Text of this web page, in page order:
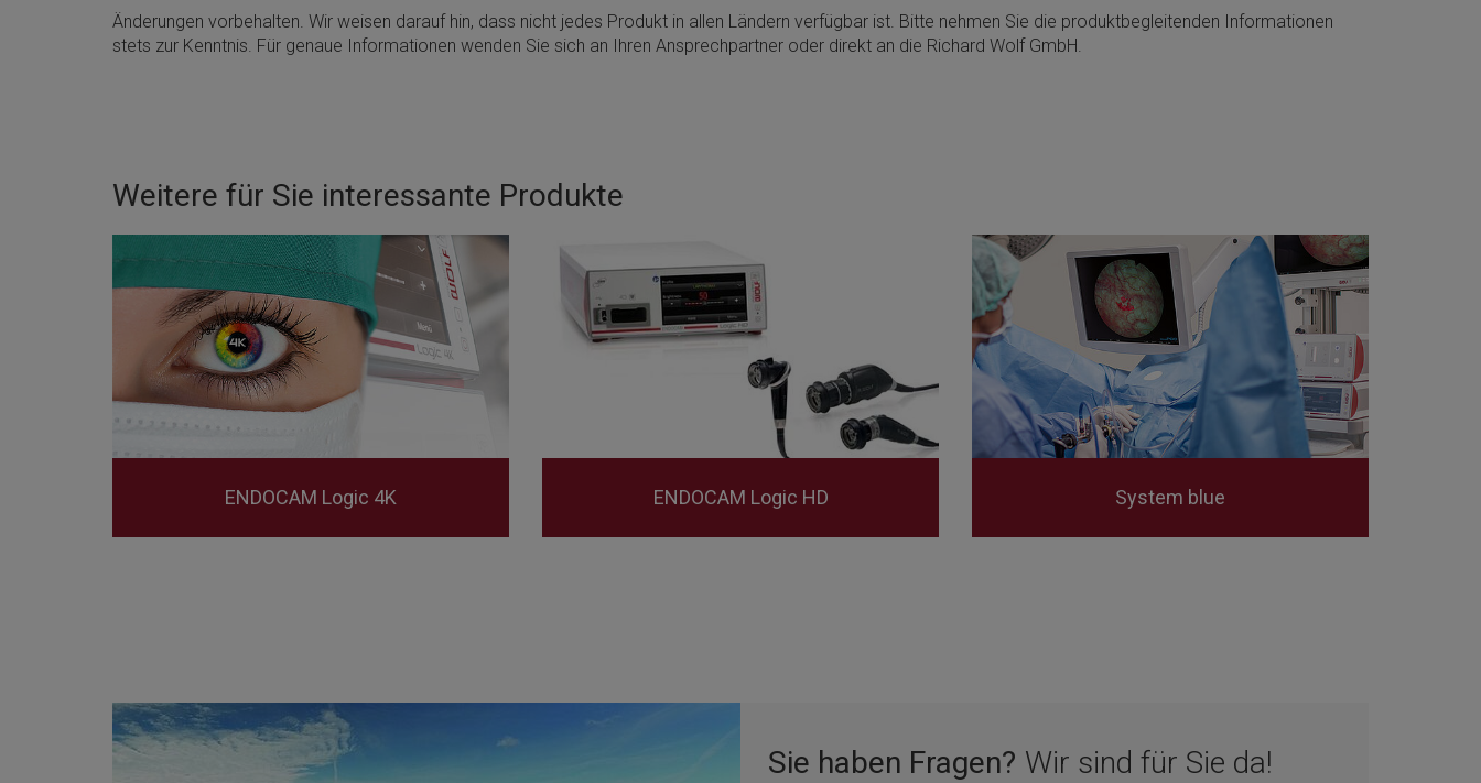
Änderungen vorbehalten. Wir weisen darauf hin, dass nicht jedes Produkt in allen Ländern verfügbar ist. Bitte nehmen Sie die produktbegleitenden Informationen
stets zur Kenntnis. Für genaue Informationen wenden Sie sich an Ihren Ansprechpartner oder direkt an die Richard Wolf GmbH.
Weitere für Sie interessante Produkte
ENDOCAM Logic 4K ENDOCAM Logic HD System blue
Sie haben Fragen? Wir sind für Sie da!